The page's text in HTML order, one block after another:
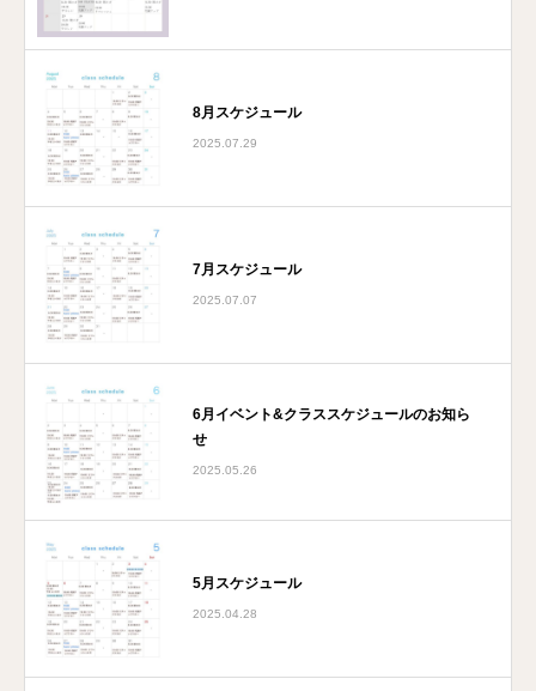
8月スケジュール
2025.07.29
7月スケジュール
2025.07.07
6月イベント&クラススケジュールのお知ら
せ
2025.05.26
5月スケジュール
2025.04.28